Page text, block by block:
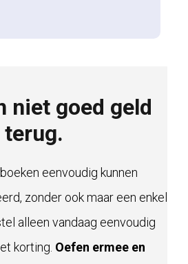
niet goed geld
terug.
eenvoudig kunnen
zonder ook maar een enkel
alleen vandaag eenvoudig
korting. Oefen ermee en